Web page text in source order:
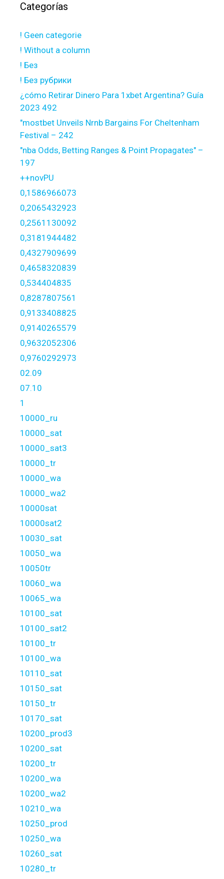
Categorías
! Geen categorie
! Without a column
! Без
! Без рубрики
¿cómo Retirar Dinero Para 1xbet Argentina? Guía
2023 492
"mostbet Unveils Nrnb Bargains For Cheltenham
Festival – 242
"nba Odds, Betting Ranges & Point Propagates" –
197
++novPU
0,1586966073
0,2065432923
0,2561130092
0,3181944482
0,4327909699
0,4658320839
0,534404835
0,8287807561
0,9133408825
0,9140265579
0,9632052306
0,9760292973
02.09
07.10
1
10000_ru
10000_sat
10000_sat3
10000_tr
10000_wa
10000_wa2
10000sat
10000sat2
10030_sat
10050_wa
10050tr
10060_wa
10065_wa
10100_sat
10100_sat2
10100_tr
10100_wa
10110_sat
10150_sat
10150_tr
10170_sat
10200_prod3
10200_sat
10200_tr
10200_wa
10200_wa2
10210_wa
10250_prod
10250_wa
10260_sat
10280_tr